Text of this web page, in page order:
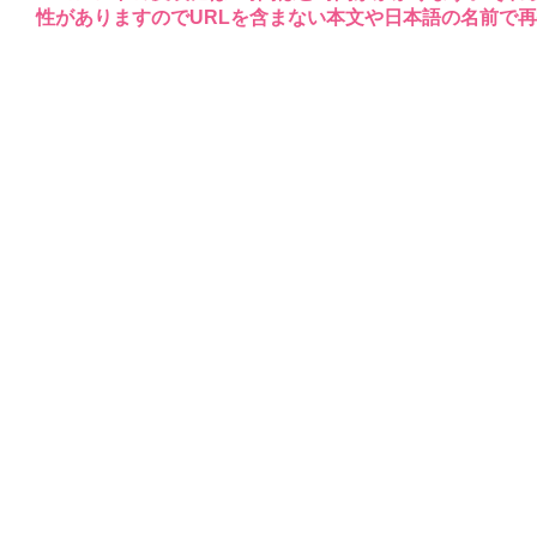
性がありますのでURLを含まない本文や日本語の名前で再